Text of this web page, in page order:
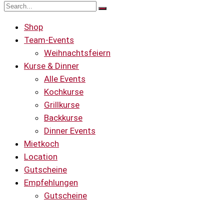
Shop
Team-Events
Weihnachtsfeiern
Kurse & Dinner
Alle Events
Kochkurse
Grillkurse
Backkurse
Dinner Events
Mietkoch
Location
Gutscheine
Empfehlungen
Gutscheine